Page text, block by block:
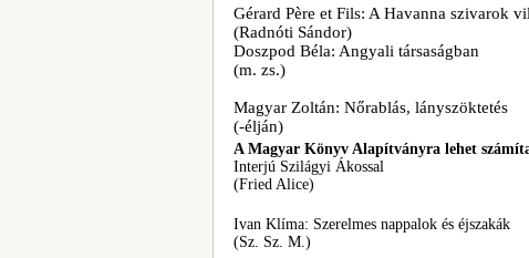
Gérard Père et Fils: A Havanna szivarok
(Radnóti Sándor)
Doszpod Béla: Angyali társaságban
(m. zs.)
Magyar Zoltán: Nőrablás, lányszöktetés
(-élján)
A Magyar Könyv Alapítványra lehet
Interjú Szilágyi Ákossal
(Fried Alice)
Ivan Klíma: Szerelmes nappalok és éjszakák
(Sz. Sz. M.)